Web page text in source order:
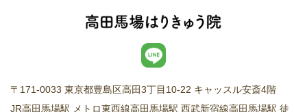
〒171-0033 東京都豊島区高田3丁目10-22 キャッスル安斎4階
JR高田馬場駅 メトロ東西線高田馬場駅 西武新宿線高田馬場駅 徒